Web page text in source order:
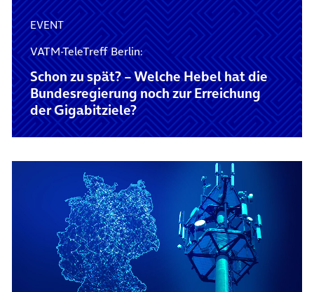
EVENT
VATM-TeleTreff Berlin:
Schon zu spät? – Welche Hebel hat die
Bundesregierung noch zur Erreichung
der Gigabitziele?